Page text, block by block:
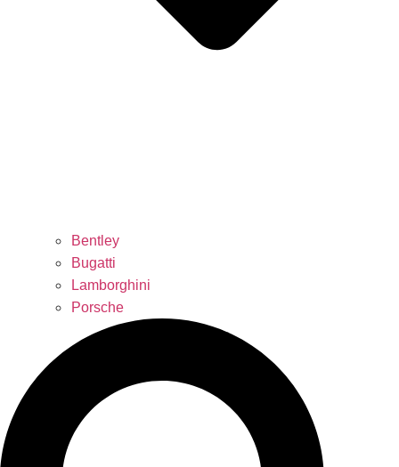
Bentley
Bugatti
Lamborghini
Porsche